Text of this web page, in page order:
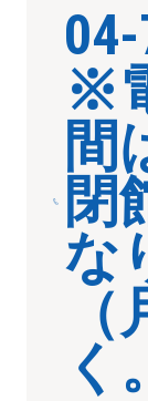
※
間
閉
な
く